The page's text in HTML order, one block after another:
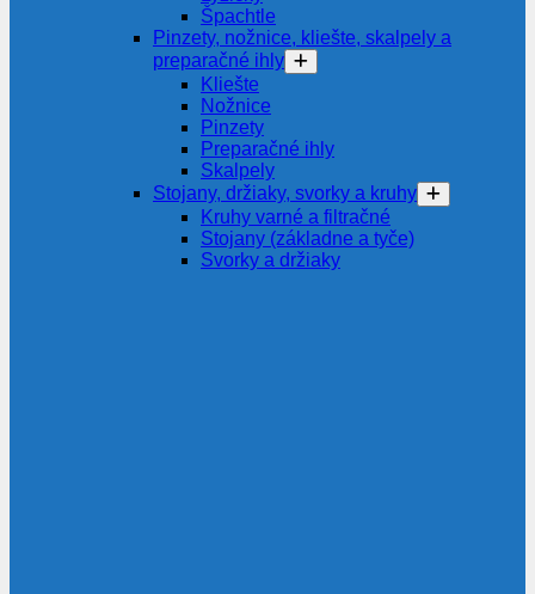
Špachtle
Pinzety, nožnice, kliešte, skalpely a
preparačné ihly
Kliešte
Nožnice
Pinzety
Preparačné ihly
Skalpely
Stojany, držiaky, svorky a kruhy
Kruhy varné a filtračné
Stojany (základne a tyče)
Svorky a držiaky